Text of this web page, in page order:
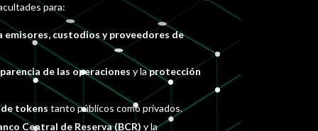
para:
emisores, custodios y proveedores de
de las operaciones y laprotección
tokens tanto públicos como privados.
Central de Reserva (BCR) y la